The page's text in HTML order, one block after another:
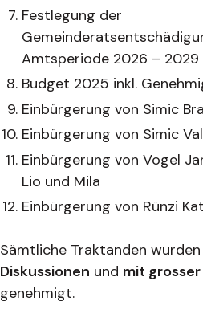
Festlegung der
Amtsperiode 2026 – 2029
Budget 2025 inkl.
Einbürgerung von Simic
Einbürgerung von Simic
Einbürgerung von Vogel
Lio und Mila
Einbürgerung von Rünzi
Sämtliche Traktanden wurden
Diskussionen und mit
genehmigt.